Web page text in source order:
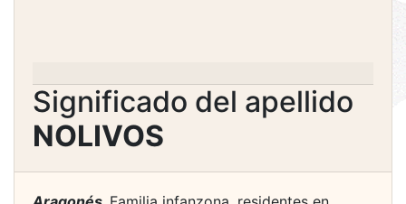
Significado del apellido
NOLIVOS